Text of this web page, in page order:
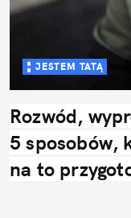
JESTEM TATĄ
Rozwód,
5 sposobów,
na to